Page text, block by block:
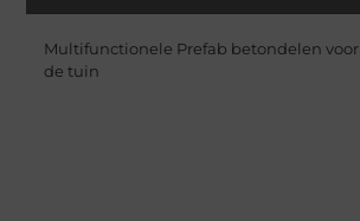
Multifunctionele Prefab betondelen voor
de tuin